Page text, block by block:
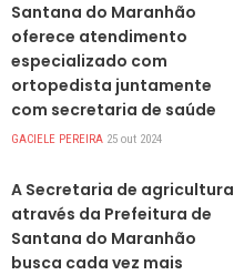
Santana do Maranhão
oferece atendimento
especializado com
ortopedista juntamente
com secretaria de saúde
GACIELE PEREIRA 25 out 2024
A Secretaria de agricultura
através da Prefeitura de
Santana do Maranhão
busca cada vez mais